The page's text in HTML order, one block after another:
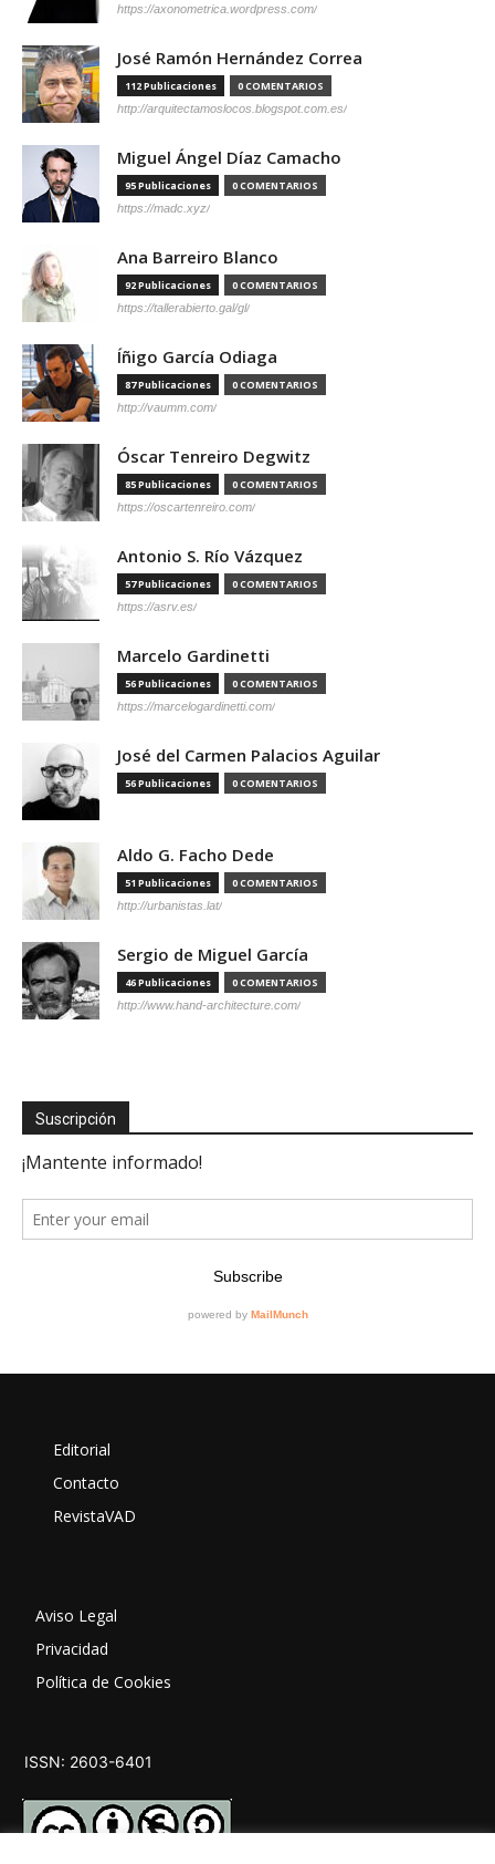
https://axonometrica.wordpress.com/
José Ramón Hernández Correa
112 Publicaciones 0 COMENTARIOS
http://arquitectamoslocos.blogspot.com.es/
Miguel Ángel Díaz Camacho
95 Publicaciones 0 COMENTARIOS
https://madc.xyz/
Ana Barreiro Blanco
92 Publicaciones 0 COMENTARIOS
https://tallerabierto.gal/gl/
Íñigo García Odiaga
87 Publicaciones 0 COMENTARIOS
http://vaumm.com/
Óscar Tenreiro Degwitz
85 Publicaciones 0 COMENTARIOS
https://oscartenreiro.com/
Antonio S. Río Vázquez
57 Publicaciones 0 COMENTARIOS
https://asrv.es/
Marcelo Gardinetti
56 Publicaciones 0 COMENTARIOS
https://marcelogardinetti.com/
José del Carmen Palacios Aguilar
56 Publicaciones 0 COMENTARIOS
Aldo G. Facho Dede
51 Publicaciones 0 COMENTARIOS
http://urbanistas.lat/
Sergio de Miguel García
46 Publicaciones 0 COMENTARIOS
http://www.hand-architecture.com/
Suscripción
Editorial
Contacto
RevistaVAD
Aviso Legal
Privacidad
Política de Cookies
ISSN: 2603-6401